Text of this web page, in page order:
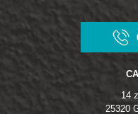
14
25320